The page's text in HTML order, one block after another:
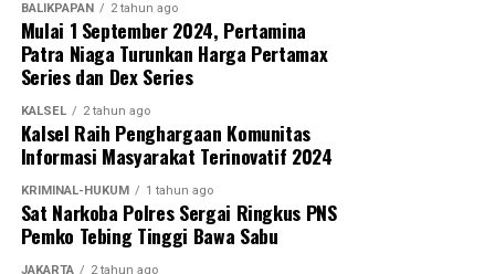
BALIKPAPAN 2 tahun ago
Mulai 1 September 2024, Pertamina
Patra Niaga Turunkan Harga Pertamax
Series dan Dex Series
KALSEL 2 tahun ago
Kalsel Raih Penghargaan Komunitas
Informasi Masyarakat Terinovatif 2024
KRIMINAL-HUKUM 1 tahun ago
Sat Narkoba Polres Sergai Ringkus PNS
Pemko Tebing Tinggi Bawa Sabu
JAKARTA 2 tahun ago